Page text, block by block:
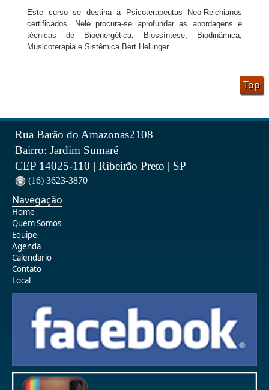
Este curso se destina a Psicoterapeutas Neo-Reichianos
certificados. Nele procura-se aprofundar as abordagens e
técnicas de Bioenergética, Biossíntese, Biodinâmica,
Musicoterapia e Sistêmica Bert Hellinger.
Top
Rua Barão do Amazonas2108
Bairro: Jardim Sumaré
CEP 14025-110 | Ribeirão Preto | SP
(16) 3623-3870
Navegação
Home
Quem Somos
Equipe
Agenda
Calendario
Contato
Local